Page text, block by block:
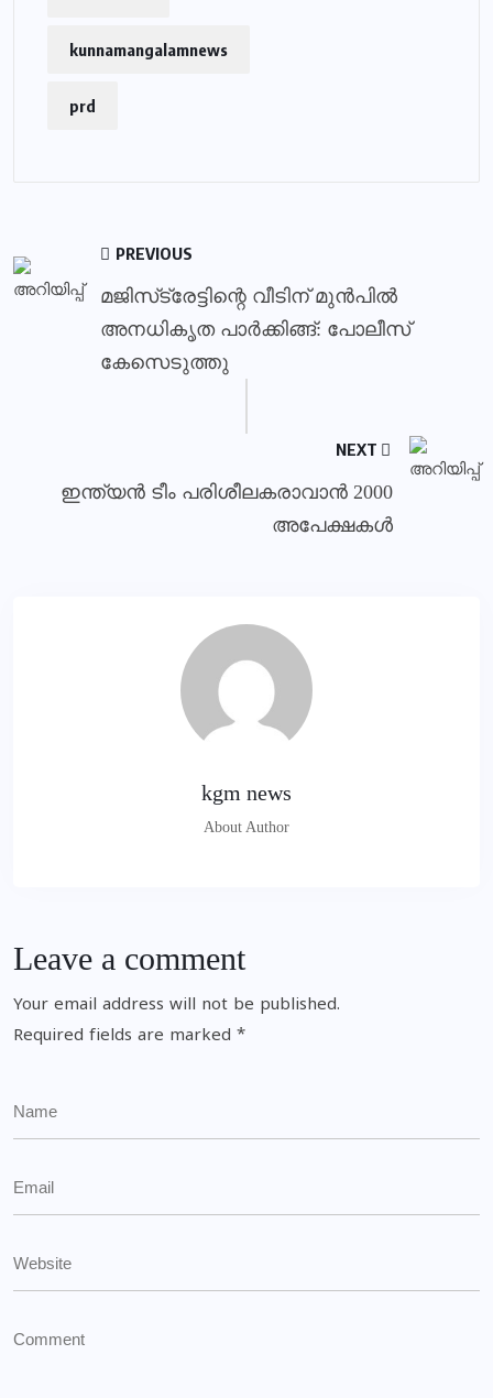
kunnamangalamnews
prd
PREVIOUS
മജിസ്‌ട്രേട്ടിന്റെ വീടിന് മുന്‍പില്‍
അനധികൃത പാര്‍ക്കിങ്ങ്: പോലീസ്
കേസെടുത്തു
NEXT
ഇന്ത്യൻ ടീം പരിശീലകരാവാൻ 2000
അപേക്ഷകൾ
kgm news
About Author
Leave a comment
Your email address will not be published.
Required fields are marked *